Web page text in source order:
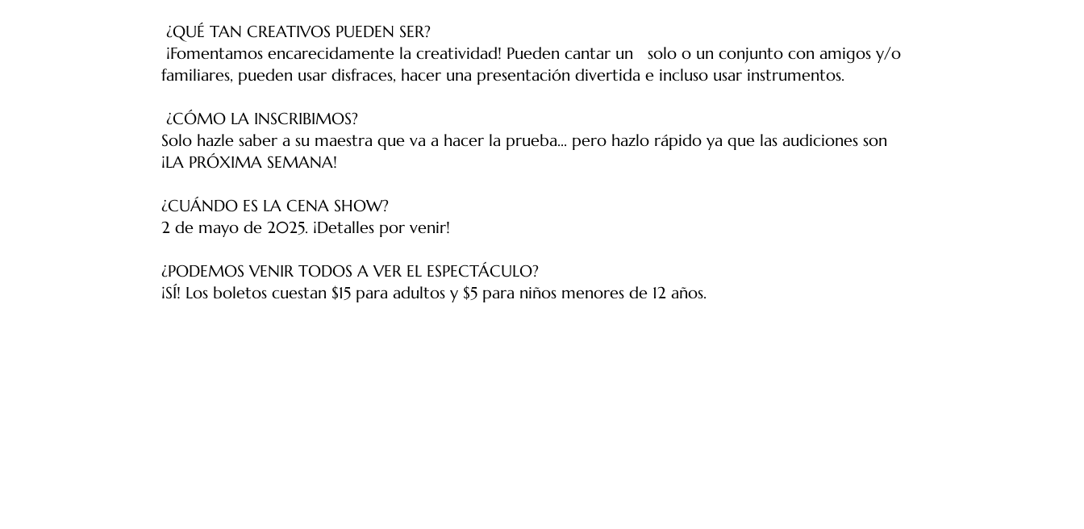
¿QUÉ TAN CREATIVOS PUEDEN SER?
¡Fomentamos encarecidamente la creatividad! Pueden cantar un solo o un conjunto con amigos y/o
familiares, pueden usar disfraces, hacer una presentación divertida e incluso usar instrumentos.
¿CÓMO LA INSCRIBIMOS?
Solo hazle saber a su maestra que va a hacer la prueba... pero hazlo rápido ya que las audiciones son
¡LA PRÓXIMA SEMANA!
¿CUÁNDO ES LA CENA SHOW?
2 de mayo de 2025. ¡Detalles por venir!
¿PODEMOS VENIR TODOS A VER EL ESPECTÁCULO?
¡SÍ! Los boletos cuestan $15 para adultos y $5 para niños menores de 12 años.